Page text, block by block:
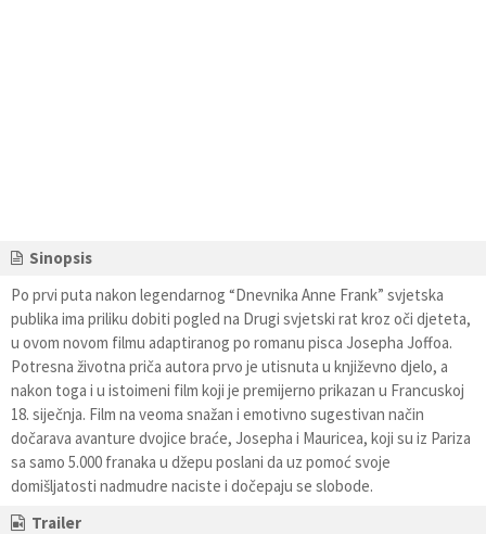
Sinopsis
Po prvi puta nakon legendarnog “Dnevnika Anne Frank” svjetska
publika ima priliku dobiti pogled na Drugi svjetski rat kroz oči djeteta,
u ovom novom filmu adaptiranog po romanu pisca Josepha Joffoa.
Potresna životna priča autora prvo je utisnuta u književno djelo, a
nakon toga i u istoimeni film koji je premijerno prikazan u Francuskoj
18. siječnja. Film na veoma snažan i emotivno sugestivan način
dočarava avanture dvojice braće, Josepha i Mauricea, koji su iz Pariza
sa samo 5.000 franaka u džepu poslani da uz pomoć svoje
domišljatosti nadmudre naciste i dočepaju se slobode.
Trailer